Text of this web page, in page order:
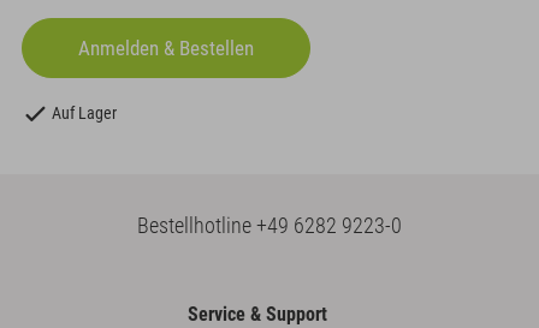
Auf Lager
Bestellhotline+49 6282 9223-0
Service & Support